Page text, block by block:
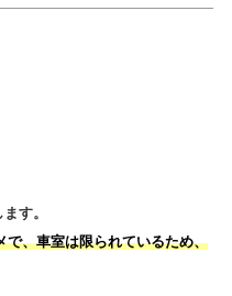
す。
で、車室は限られているため、